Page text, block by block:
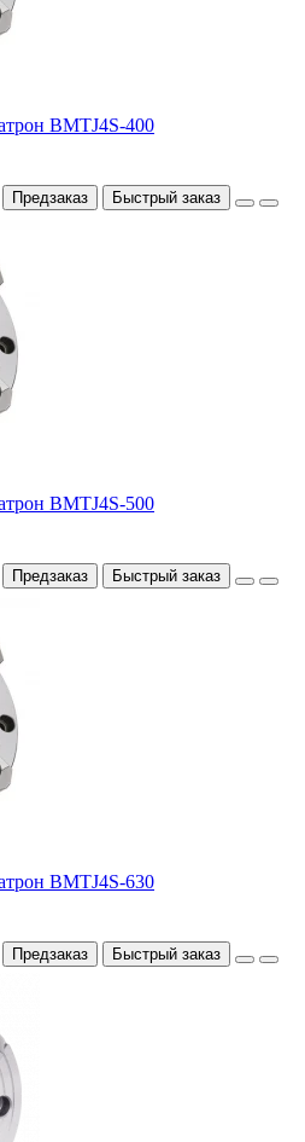
BMTJ4S-400
Предзаказ Быстрый заказ
BMTJ4S-500
Предзаказ Быстрый заказ
BMTJ4S-630
Предзаказ Быстрый заказ